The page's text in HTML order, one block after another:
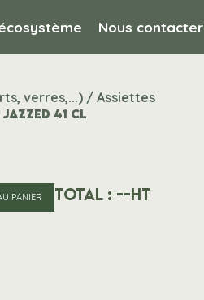
Nous contacter
verres,...) / Assiettes
JAZZED 41 CL
PANIER Total : --HT